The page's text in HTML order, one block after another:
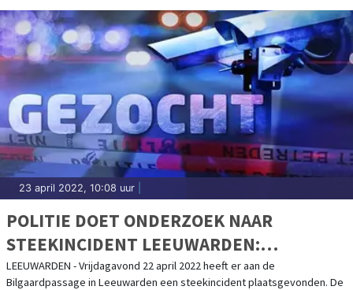
23 april 2022, 10:08 uur
POLITIE DOET ONDERZOEK NAAR
STEEKINCIDENT LEEUWARDEN:
GETUIGEN EN CAMERABEELDEN GEZOCHT
LEEUWARDEN - Vrijdagavond 22 april 2022 heeft er aan de
Bilgaardpassage in Leeuwarden een steekincident plaatsgevonden. De